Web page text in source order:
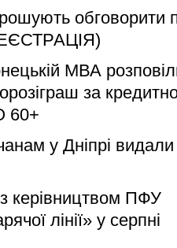
обговорити
МВА
за
60+
у Дніпрі видали
керівництвом ПФУ
лінії» у серпні